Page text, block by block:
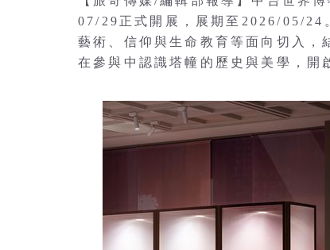
07/29正式開展，展期至2026/05/24
藝術、信仰與生命教育等面向切入，
在參與中認識塔幢的歷史與美學，開